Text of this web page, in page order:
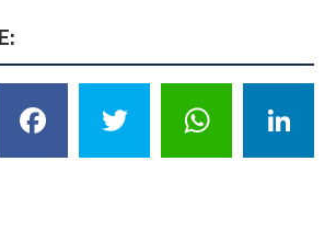
Facebook
Twitter